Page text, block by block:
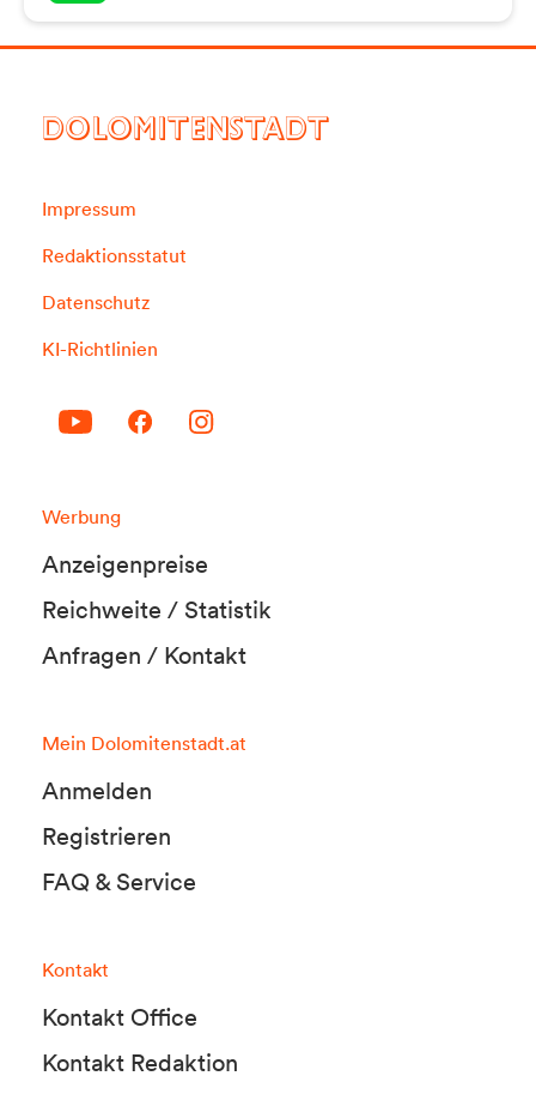
DOLOMITENSTADT
Impressum
Redaktionsstatut
Datenschutz
KI-Richtlinien
Werbung
Anzeigenpreise
Reichweite / Statistik
Anfragen / Kontakt
Mein Dolomitenstadt.at
Anmelden
Registrieren
FAQ & Service
Kontakt
Kontakt Office
Kontakt Redaktion